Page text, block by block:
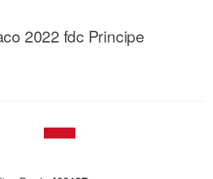
2022 fdc Principe